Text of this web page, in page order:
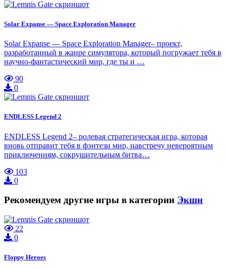
Solar Expanse — Space Exploration Manager
Solar Expanse — Space Exploration Manager– проект,
разработанный в жанре симулятора, который погружает тебя в
научно-фантастический мир, где ты и …
90
0
ENDLESS Legend 2
ENDLESS Legend 2– ролевая стратегическая игра, которая
вновь отправит тебя в фэнтези мир, навстречу невероятным
приключениям, сокрушительным битва…
103
0
Рекомендуем другие игры в категории Экшн
22
0
Floppy Heroes